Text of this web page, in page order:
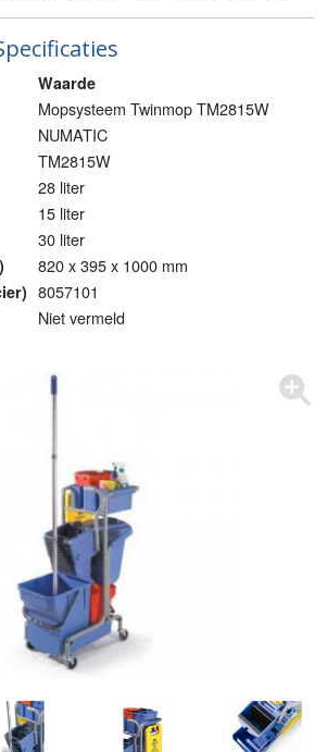
Waarde
Mopsysteem Twinmop TM2815W
NUMATIC
TM2815W
28 liter
15 liter
30 liter
820 x 395 x 1000 mm
8057101
Niet vermeld